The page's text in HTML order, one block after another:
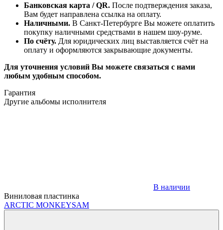
Банковская карта / QR. После подтверждения заказа,
Вам будет направлена ссылка на оплату.
Наличными. В Санкт-Петербурге Вы можете оплатить
покупку наличными средствами в нашем шоу-руме.
По счёту. Для юридических лиц выставляется счёт на
оплату и оформляются закрывающие документы.
Для уточнения условий Вы можете связаться с нами
любым удобным способом.
Гарантия
Другие альбомы исполнителя
В наличии
Виниловая пластинка
ARCTIC MONKEYSAM